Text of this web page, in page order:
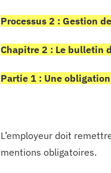
Processus 2 : Gestion
Chapitre 2 : Le bulletin
Partie 1 : Une
L’employeur doit
mentions obligatoires.